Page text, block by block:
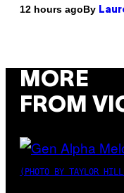
12 hours agoBy
MORE
FROM
(PHOTO BY TAYLOR